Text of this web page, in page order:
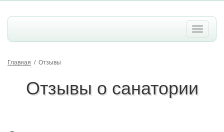
Главная / Отзывы
Отзывы о санатории